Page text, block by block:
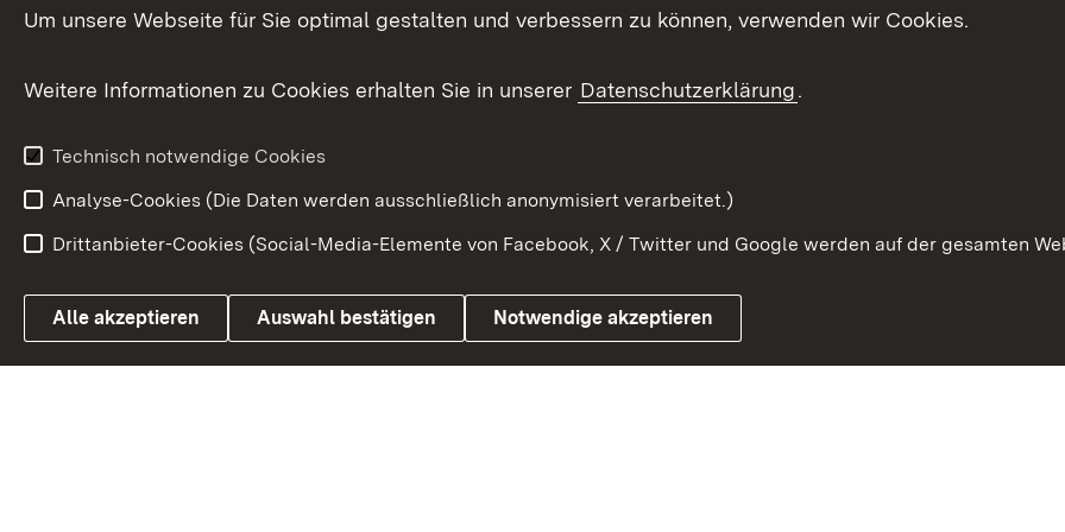
Versorgungsbezüge
Weitere
Bürgerbeauftragte Beteiligung stärken
Link zum Landesportal
Impressum Kontakt
Um unsere Webseite für Sie optimal gestalten und verbessern zu können, verwenden wir Cookies.
Weitere Informationen zu Cookies erhalten Sie in unserer Datenschutzerklärung.
Technisch notwendige Cookies
Analyse-Cookies (Die Daten werden ausschließlich anonymisiert verarbeitet.)
Drittanbieter-Cookies (Social-Media-Elemente von Facebook, X / Twitter und Google werden auf der gesamten
Alle akzeptieren Auswahl bestätigen Notwendige akzeptieren